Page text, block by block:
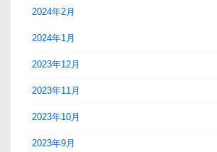
2024年2月
2024年1月
2023年12月
2023年11月
2023年10月
2023年9月